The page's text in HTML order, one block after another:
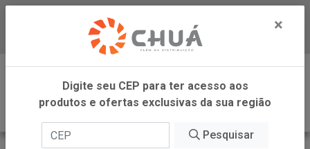
Baixe já nosso APP
0
×
Digite seu CEP para ter acesso aos
produtos e ofertas exclusivas da sua região
Pesquisar